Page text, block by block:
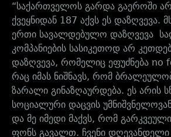
“საქართველოს გარდა გაეროში
ქვეყნიდან 187 აქვს ეს
ერთი სავალდებულო დაზღვევა
კომპანიების სასიკეთოდ არ
დაზღვევა, რომელიც ეფუძნება no
რაც იმას ნიშნავს, რომ
ზარალი გინაზღაურდება. ეს არის
სოციალური დაცვის
და მე იმედი მაქვს, რომ
ფონს გავალთ. ჩვენი დღევანდელი